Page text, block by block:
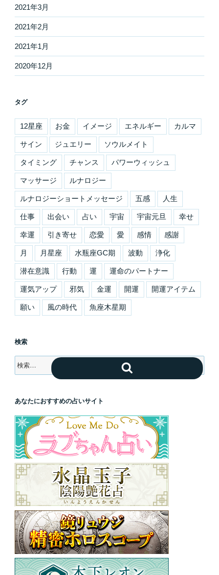
2021年3月
2021年2月
2021年1月
2020年12月
タグ
12星座 お金 イメージ エネルギー カルマ
サイン ジュエリー ソウルメイト
タイミング チャンス パワーウィッシュ
マッサージ ルナロジー
ルナロジーショートメッセージ 五感 人生
仕事 出会い 占い 宇宙 宇宙元旦 幸せ
幸運 引き寄せ 恋愛 愛 感情 感謝
月 月星座 水瓶座GC期 波動 浄化
潜在意識 行動 運 運命のパートナー
運気アップ 邪気 金運 開運 開運アイテム
願い 風の時代 魚座木星期
検索
検
索:
索
あなたにおすすめの占いサイト